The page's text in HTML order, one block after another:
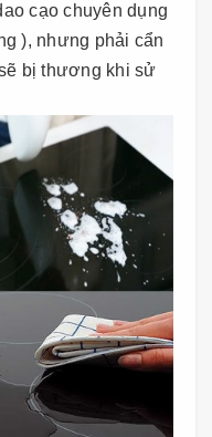
cạo chuyên dụng
), nhưng phải cẩn
bị thương khi sử